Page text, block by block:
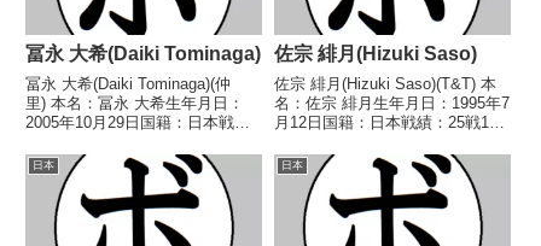
冨永 大希(Daiki Tominaga)
冨永 大希(Daiki Tominaga)(仲
里) 本名：冨永 大希生年月日：
2005年10月29日国籍：日本戦
タイトル】2023年度西日本ウェ
ルター級新人王 【戦歴】
2023/01/22 ●3RKO ...
佐宗 緋月(Hizuki Saso)
佐宗 緋月(Hizuki Saso)(T&T) 本
名：佐宗 緋月生年月日：1995年7
月12日国籍：日本戦績：25戦13
ル】なし 【戦歴】2013/09/20
○4R判定 3-0(40-36、40-36、...
日本 日本